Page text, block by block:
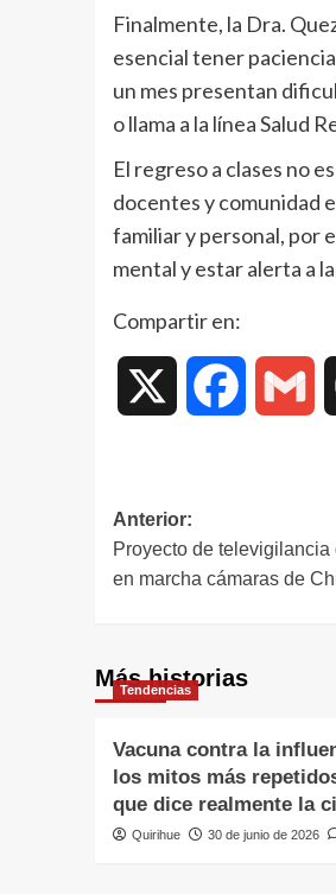
Finalmente, la Dra.
esencial tener
un mes presentan
o llama a la línea Salud
El regreso a clases no
docentes y comunidad
familiar y personal, por
mental y estar alerta a
Compartir en:
Facebook
Anterior:
Proyecto de
en marcha cámaras de
Más historias
Tendencias
Vacuna contra la
los mitos más
que dice realmente la
Quirihue 30 de junio de 2026